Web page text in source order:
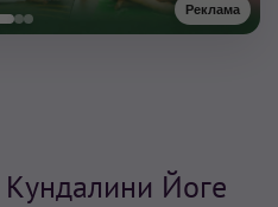
Реклама
Йоге